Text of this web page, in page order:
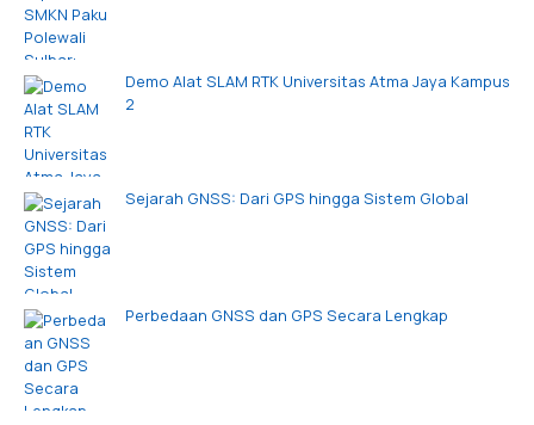
Demo Alat SLAM RTK Universitas Atma Jaya Kampus
2
Sejarah GNSS: Dari GPS hingga Sistem Global
Perbedaan GNSS dan GPS Secara Lengkap